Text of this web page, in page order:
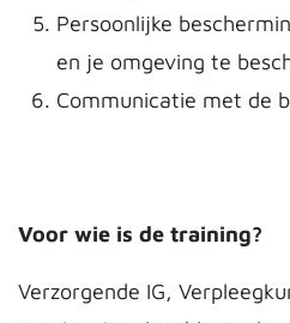
Persoonlijke
en je omgeving te
Communicatie met de
Voor wie is de training?
Verzorgende IG,